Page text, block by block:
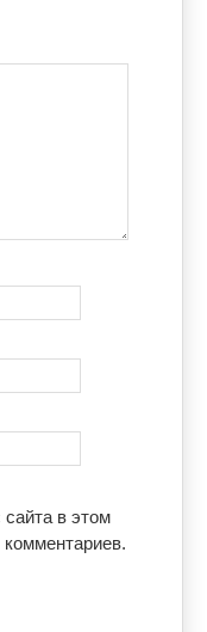
в этом